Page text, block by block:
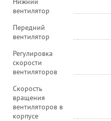
вентилятор
Передний
вентилятор
Регулировка
скорости
вентиляторов
Скорость
вращения
вентиляторов в
корпусе